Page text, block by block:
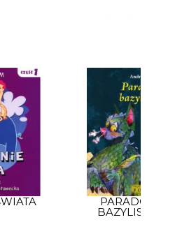
PARADOKS
BAZYLISZKA